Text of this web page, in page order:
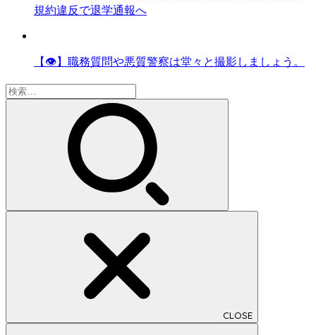
規約違反で退学通報へ
【👁】職務質問や悪質警察は堂々と撮影しましょう。
検
索:
CLOSE